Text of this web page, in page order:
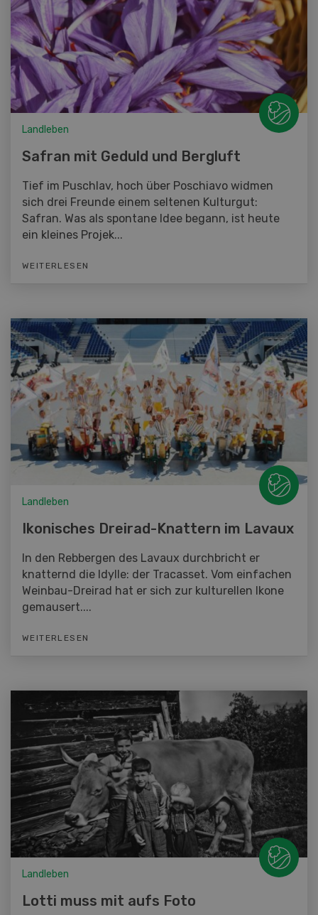
Landleben
Safran mit Geduld und Bergluft
Tief im Puschlav, hoch über Poschiavo widmen
sich drei Freunde einem seltenen Kulturgut:
Safran. Was als spontane Idee begann, ist heute
ein kleines Projek...
WEITERLESEN
Landleben
Ikonisches Dreirad-Knattern im Lavaux
In den Rebbergen des Lavaux durchbricht er
knatternd die Idylle: der Tracasset. Vom einfachen
Weinbau-Dreirad hat er sich zur kulturellen Ikone
gemausert....
WEITERLESEN
Landleben
Lotti muss mit aufs Foto